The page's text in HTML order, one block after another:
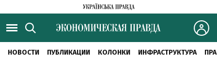
НОВОСТИ ПУБЛИКАЦИИ КОЛОНКИ ИНФРАСТРУКТУРА